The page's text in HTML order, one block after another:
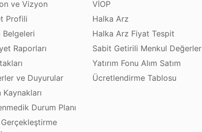
ve Vizyon
Profili
Belgeleri
Raporları
ve Duyurular
Kaynakları
Durum Planı
VİOP
Halka Arz
Halka Arz Fiyat Tespit
Sabit Getirili Menkul Değerler
Yatırım Fonu Alım Satım
Ücretlendirme Tablosu